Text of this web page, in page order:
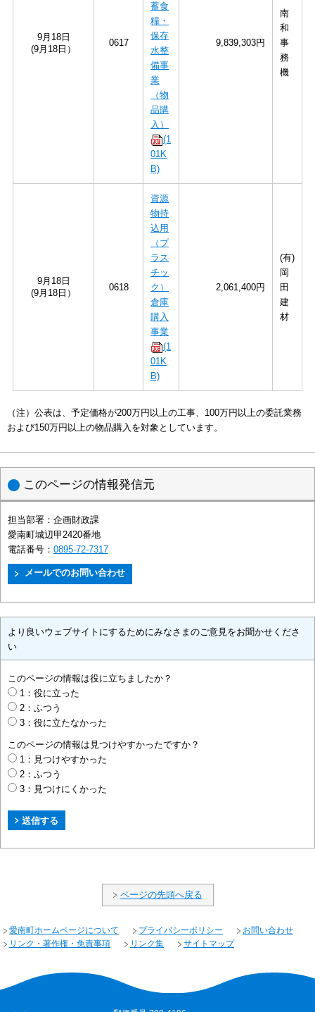
9月18日
(9月18日）
0617
蓄食
糧・
保存
水整
備事
業
（物
品購
入）
(1
01K
B)
9,839,303円
南
和
事
務
機
9月18日
(9月18日）
0618
資源
物持
込用
（プ
ラス
チッ
ク）
倉庫
購入
事業
(1
01K
B)
2,061,400円
(有)
岡
田
建
材
（注）公表は、予定価格が200万円以上の工事、100万円以上の委託業務
および150万円以上の物品購入を対象としています。
このページの情報発信元
担当部署： 企画財政課
愛南町城辺甲2420番地
電話番号： 0895-72-7317
より良いウェブサイトにするためにみなさまのご意見をお聞かせくださ
い
このページの情報は役に立ちましたか？
1：役に立った
2：ふつう
3：役に立たなかった
このページの情報は見つけやすかったですか？
1：見つけやすかった
2：ふつう
3：見つけにくかった
ページの先頭へ戻る
愛南町ホームページについて プライバシーポリシー
お問い合わせ
リンク・著作権・免責事項
リンク集 サイトマップ